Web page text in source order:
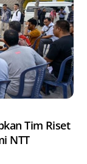
Tim Riset
NTT